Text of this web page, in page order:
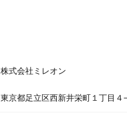
株式会社ミレオン
東京都足立区西新井栄町１丁目４